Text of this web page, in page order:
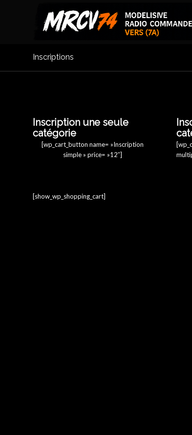
Inscriptions
Inscription une seule
catégorie
[wp_cart_button name= »Inscription
simple » price= »12″]
[show_wp_shopping_cart]